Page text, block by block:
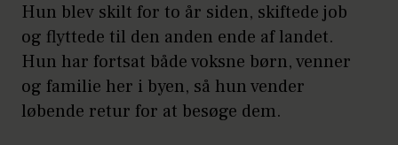
Hun blev skilt for to år siden, skiftede job
og flyttede til den anden ende af landet.
Hun har fortsat både voksne børn, venner
og familie her i byen, så hun vender
løbende retur for at besøge dem.